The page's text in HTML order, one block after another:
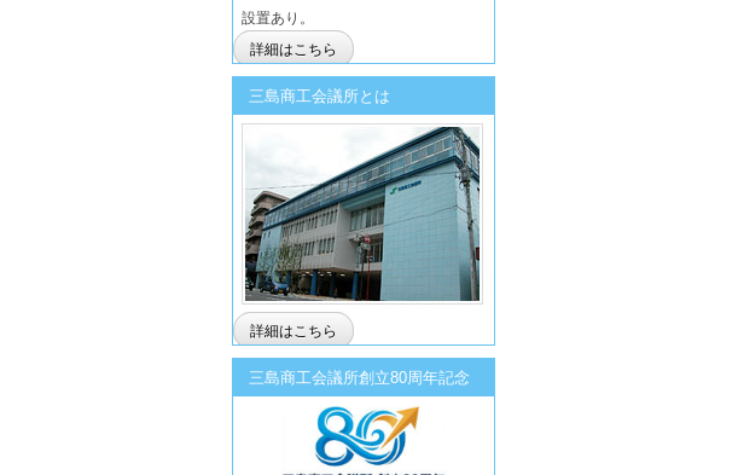
設置あり。
詳細はこちら
三島商工会議所とは
詳細はこちら
三島商工会議所創立80周年記念